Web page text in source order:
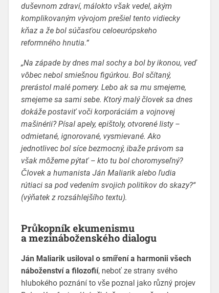
duševnom zdraví, málokto však vedel, akým
komplikovaným vývojom prešiel tento vidiecky
kňaz a že bol súčasťou celoeurópskeho
reformného hnutia.“
„Na západe by dnes mal sochy a bol by ikonou, veď
vôbec nebol smiešnou figúrkou. Bol sčítaný,
prerástol malé pomery. Lebo ak sa mu smejeme,
smejeme sa sami sebe. Ktorý malý človek sa dnes
dokáže postaviť voči korporáciám a vojnovej
mašinérii? Písal apely, epištoly, otvorené listy –
odmietané, ignorované, vysmievané. Ako
jednotlivec bol síce bezmocný, ibaže právom sa
však môžeme pýtať – kto tu bol choromyseľný?
Človek a humanista Ján Maliarik alebo ľudia
rútiaci sa pod vedením svojich politikov do skazy?“
(výňatek z rozsáhlejšího textu).
Průkopník ekumenismu
a mezináboženského dialogu
Ján Maliarik usiloval o smíření a harmonii všech
náboženství a filozofií, neboť ze strany svého
hlubokého poznání to vše poznal jako různý projev